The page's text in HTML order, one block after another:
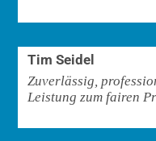
Tim Seidel
Zuverlässig,
Leistung zum fairen